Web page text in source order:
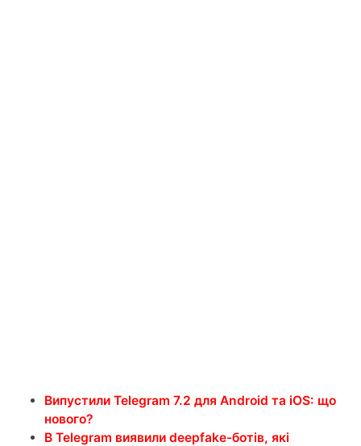
Випустили Telegram 7.2 для Android та iOS: що
нового?
В Telegram виявили deepfake-ботів, які